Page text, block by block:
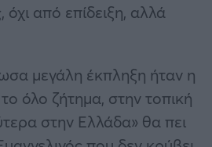
από επίδειξη, αλλά
μεγάλη έκπληξη ήταν η
όλο ζήτημα, στην τοπική
στην Ελλάδα» θα πει